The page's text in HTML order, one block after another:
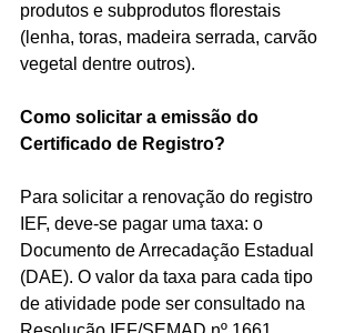
produtos e subprodutos florestais
(lenha, toras, madeira serrada, carvão
vegetal dentre outros).
Como solicitar a emissão do
Certificado de Registro?
Para solicitar a renovação do registro
IEF, deve-se pagar uma taxa: o
Documento de Arrecadação Estadual
(DAE). O valor da taxa para cada tipo
de atividade pode ser consultado na